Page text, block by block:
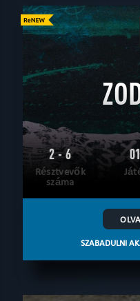
2 - 6
Résztvevők
száma
SZABADULNI